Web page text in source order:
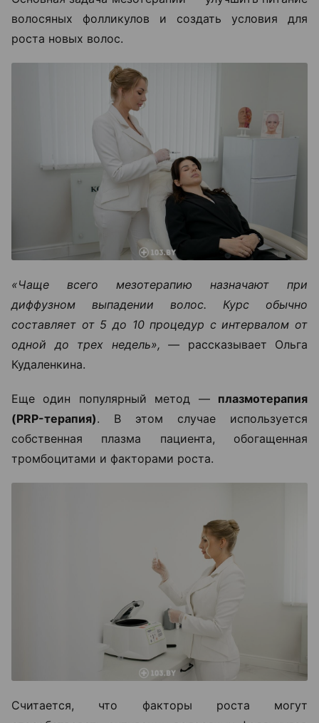
волосяных фолликулов и создать условия для
роста новых волос.
«Чаще всего мезотерапию назначают при
диффузном выпадении волос. Курс обычно
составляет от 5 до 10 процедур с интервалом от
одной до трех недель», — рассказывает Ольга
Кудаленкина.
Еще один популярный метод — плазмотерапия
(PRP-терапия). В этом случае используется
собственная плазма пациента, обогащенная
тромбоцитами и факторами роста.
Считается, что факторы роста могут